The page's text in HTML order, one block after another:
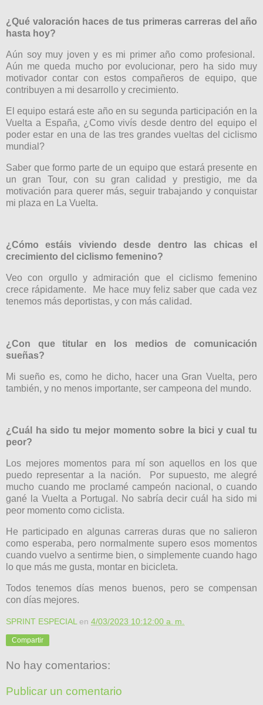
¿Qué valoración haces de tus primeras carreras del año
hasta hoy?
Aún soy muy joven y es mi primer año como profesional.
Aún me queda mucho por evolucionar, pero ha sido muy
motivador contar con estos compañeros de equipo, que
contribuyen a mi desarrollo y crecimiento.
El equipo estará este año en su segunda participación en la
Vuelta a España, ¿Como vivís desde dentro del equipo el
poder estar en una de las tres grandes vueltas del ciclismo
mundial?
Saber que formo parte de un equipo que estará presente en
un gran Tour, con su gran calidad y prestigio, me da
motivación para querer más, seguir trabajando y conquistar
mi plaza en La Vuelta.
¿Cómo estáis viviendo desde dentro las chicas el
crecimiento del ciclismo femenino?
Veo con orgullo y admiración que el ciclismo femenino
crece rápidamente.
Me hace muy feliz saber que cada vez
tenemos más deportistas, y con más calidad.
¿Con que titular en los medios de comunicación
sueñas?
Mi sueño es, como he dicho, hacer una Gran Vuelta, pero
también, y no menos importante, ser campeona del mundo.
¿Cuál ha sido tu mejor momento sobre la bici y cual tu
peor?
Los mejores momentos para mí son aquellos en los que
puedo representar a la nación.
Por supuesto, me alegré
mucho cuando me proclamé campeón nacional, o cuando
gané la Vuelta a Portugal. No sabría decir cuál ha sido mi
peor momento como ciclista.
He participado en algunas carreras duras que no salieron
como esperaba, pero normalmente supero esos momentos
cuando vuelvo a sentirme bien, o simplemente cuando hago
lo que más me gusta, montar en bicicleta.
Todos tenemos días menos buenos, pero se compensan
con días mejores.
SPRINT ESPECIAL en 4/03/2023 10:12:00 a. m.
Compartir
No hay comentarios:
Publicar un comentario